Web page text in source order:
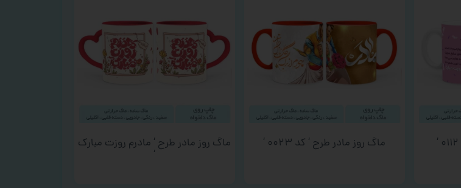
ماگ روز مادر طرح ‘ کد ۰۰۲۳ ‘ ماگ روز مادر طرح ‘ مادرم روزت مبارک
‘